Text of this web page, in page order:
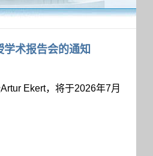
术报告会的通知
Artur Ekert，将于2026年7月